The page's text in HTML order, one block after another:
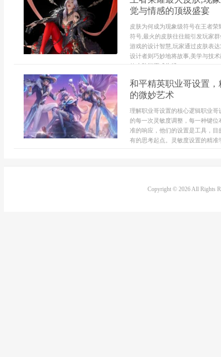
觉与情感的顶级盛宴
皮肤为何成为现象级符号在王者
符号,最火的皮肤往往能引发玩家
游戏的设计智慧,玩家通过皮肤表
设计者则巧妙地将故事,美学与技
款皮肤能否成为经...
和平精英职业哥设置
的微妙艺术
理解职业哥设置的核心逻辑职业
的每一次灵敏度调整，每一种键
准的响应，他们的设置是工具，
有的思考起点。灵敏度设置的精准
Copyright © 2026 All Rights